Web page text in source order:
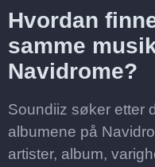
Hvordan
samme
Navidrome?
Soundiiz søker etter
albumene på
artister, album,